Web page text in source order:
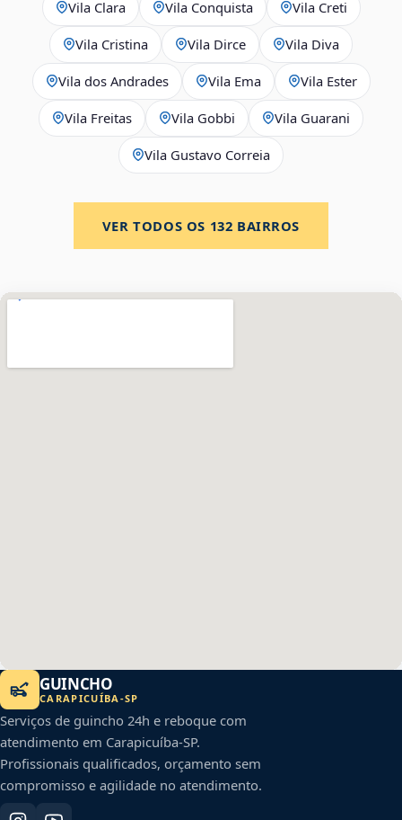
Vila Clara Vila Conquista Vila Creti
Vila Cristina Vila Dirce Vila Diva
Vila dos Andrades Vila Ema Vila Ester
Vila Freitas Vila Gobbi Vila Guarani
Vila Gustavo Correia
VER TODOS OS 132 BAIRROS
GUINCHO
CARAPICUÍBA -SP
Serviços de guincho 24h e reboque com
atendimento em Carapicuíba-SP.
Profissionais qualificados, orçamento sem
compromisso e agilidade no atendimento.